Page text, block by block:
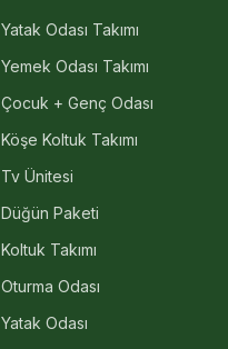
Yatak Odası Takımı
Yemek Odası Takımı
Çocuk + Genç Odası
Köşe Koltuk Takımı
Tv Ünitesi
Düğün Paketi
Koltuk Takımı
Oturma Odası
Yatak Odası